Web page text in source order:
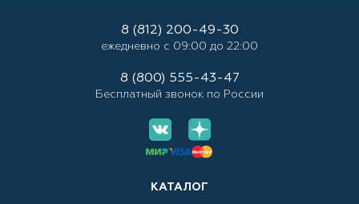
КАТАЛОГ
8 (812) 200-49-30
ежедневно с 09:00 до 22:00
8 (800) 555-43-47
Бесплатный звонок по России